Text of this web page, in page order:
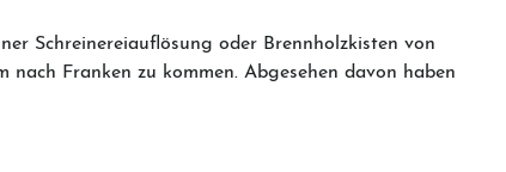
Schreinereiauflösung oder Brennholzkisten von
Franken zu kommen. Abgesehen davon haben